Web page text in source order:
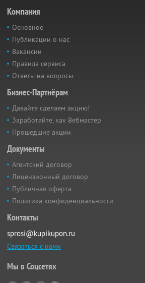
Компания
Основное
Публикации о нас
Вакансии
Правила сервиса
Ответы на вопросы
Бизнес-Партнёрам
Давайте сделаем акцию!
Заработайте, как Вебмастер
Прошедшие акции
Документы
Агентский договор
Лицензионный договор
Публичная оферта
Политика конфиденциальности
Контакты
sprosi@kupikupon.ru
Связаться с нами
Мы в Соцсетях